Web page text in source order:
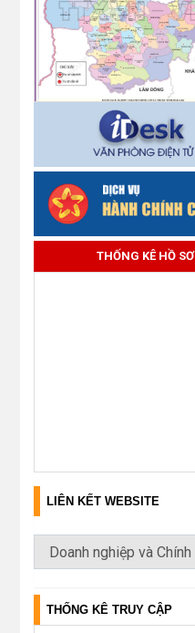
THỐNG KÊ HỒ SƠ
LIÊN KẾT WEBSITE
THỐNG KÊ TRUY CẬP